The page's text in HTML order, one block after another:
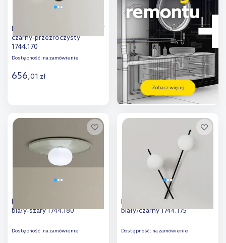
Miloox Cosmo kinkiet 2x40 W
czarny-przezroczysty
1744.170
Dostępność: na zamówienie
656,01 zł
porównania
Miloox Pot kinkiet 1x28 W
biały-szary 1744.180
Dostępność: na zamówienie
Miloox Mikado kinkiet 2x28W
biały/czarny 1744.175
Dostępność: na zamówienie